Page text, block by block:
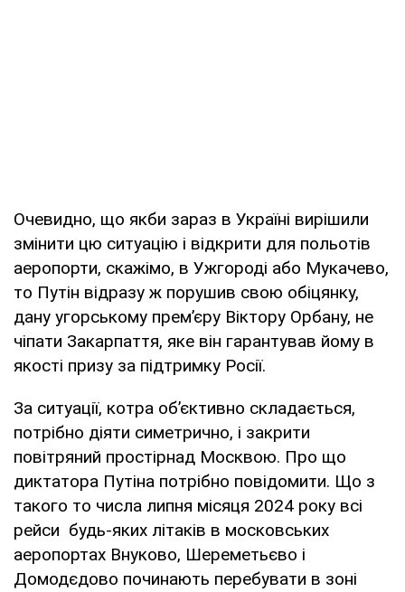
Очевидно, що якби зараз в Україні вирішили
змінити цю ситуацію і відкрити для польотів
аеропорти, скажімо, в Ужгороді або Мукачево,
то Путін відразу ж порушив свою обіцянку,
дану угорському прем’єру Віктору Орбану, не
чіпати Закарпаття, яке він гарантував йому в
якості призу за підтримку Росії.
За ситуації, котра об’єктивно складається,
потрібно діяти симетрично, і закрити
повітряний простірнад Москвою. Про що
диктатора Путіна потрібно повідомити. Що з
такого то числа липня місяця 2024 року всі
рейси будь-яких літаків в московських
аеропортах Внуково, Шереметьєво і
Домодєдово починають перебувати в зоні